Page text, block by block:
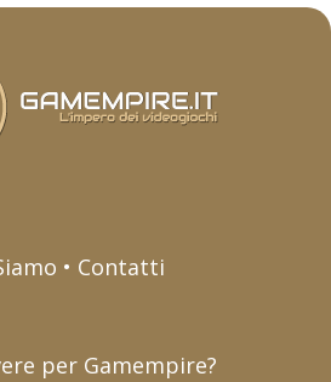
• Contatti
per Gamempire?